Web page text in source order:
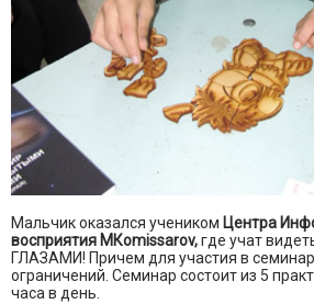
Мальчик оказался учеником Центра
восприятия МКomissarov,где учат
ГЛАЗАМИ! Причем для участия в
ограничений. Семинар состоит из 5
часа в день.